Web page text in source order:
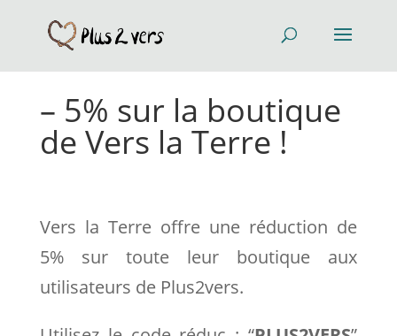
– 5% sur la boutique
de Vers la Terre !
Vers la Terre offre une réduction de
5% sur toute leur boutique aux
utilisateurs de Plus2vers.